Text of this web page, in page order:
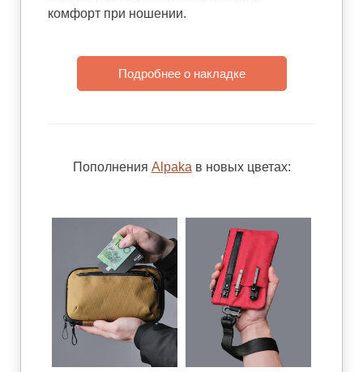
комфорт при ношении.
Подробнее о накладке
Пополнения Alpaka в новых цветах: